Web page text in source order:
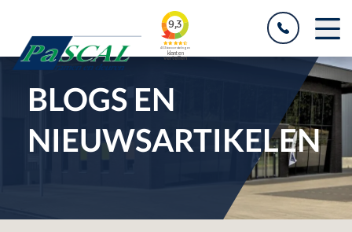
BLOGS EN
NIEUWSARTIKELEN